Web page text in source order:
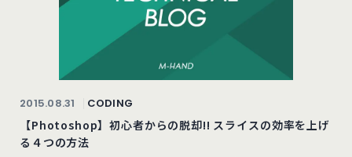
2015.08.31 CODING
【Photoshop】初心者からの脱却!! スライスの効率を上げ
る４つの方法